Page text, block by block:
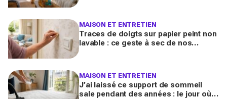
MAISON ET ENTRETIEN
Traces de doigts sur papier peint non
lavable : ce geste à sec de nos
MAISON ET ENTRETIEN
J’ai laissé ce support de sommeil
sale pendant des années : le jour où